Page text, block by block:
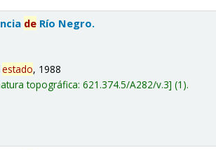
de Río Negro.
estado, 1988
topográfica:621.374.5/A282/v.3 (1).